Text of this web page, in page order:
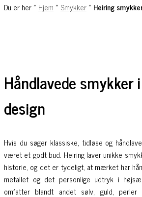
Du er her » Hjem » Smykker » Heiring
Håndlavede
design
Hvis du søger klassiske, tidløse og
været et godt bud. Heiring laver unikke
historie, og det er tydeligt, at mærket har
metallet og det personlige udtryk i
omfatter blandt andet sølv, guld,